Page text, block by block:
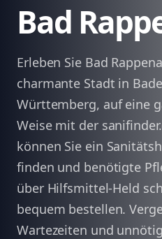
Bad
Erleben Sie Bad
charmante Stadt in
Württemberg, auf eine
Weise mit der
können Sie ein
finden und benötigte
über Hilfsmittel-Held
bequem bestellen.
Wartezeiten und